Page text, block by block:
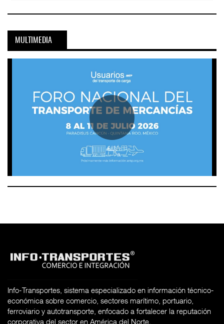
MULTIMEDIA
Info-Transportes, sistema especializado en información técnico-
económica sobre comercio, sectores marítimo, portuario,
ferroviario y autotransporte, enfocado a fortalecer la reputación
corporativa del sector en América del Norte.